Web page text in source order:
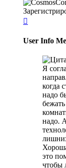

User Info
Я
когда
надо
надо.
это
чтобы